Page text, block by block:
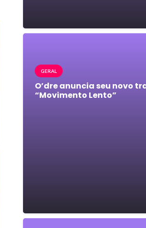
GERAL
O’dre anuncia seu novo
“Movimento Lento”